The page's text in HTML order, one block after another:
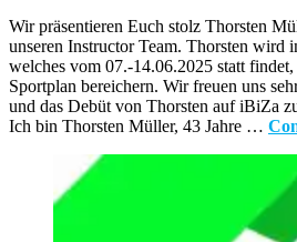
Wir präsentieren Euch stolz Thorsten
unseren Instructor Team. Thorsten wird
welches vom 07.-14.06.2025 statt
Sportplan bereichern. Wir freuen uns
und das Debüt von Thorsten auf iBiZa
Ich bin Thorsten Müller, 43 Jahre …